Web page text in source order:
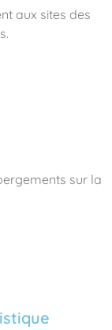
aux sites des
sur la